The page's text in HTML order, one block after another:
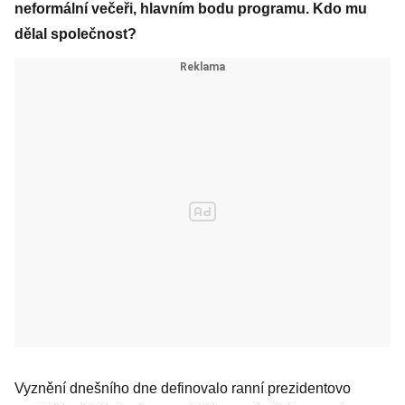
neformální večeři, hlavním bodu programu. Kdo mu
dělal společnost?
Vyznění dnešního dne definovalo ranní prezidentovo